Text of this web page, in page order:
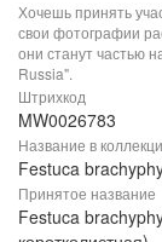
Хочешь принять
свои фотографии
они станут частью
Russia".
Штрихкод
MW0026783
Название в
Festuca
Принятое название
Festuca